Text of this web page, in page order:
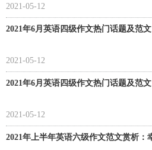
2021-05-12
2021年6月英语四级作文热门话题及范
2021-05-12
2021年6月英语四级作文热门话题及范
2021-05-12
2021年上半年英语六级作文范文赏析：